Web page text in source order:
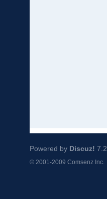
Powered by Discuz! 7.2
© 2001-2009 Comsenz Inc.